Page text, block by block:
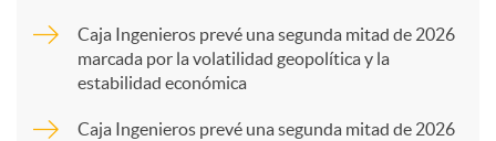
Caja Ingenieros prevé una segunda mitad de 2026
marcada por la volatilidad geopolítica y la
estabilidad económica
Caja Ingenieros prevé una segunda mitad de 2026